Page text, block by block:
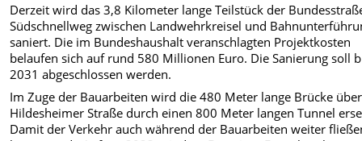
Derzeit wird das 3,8 Kilometer lange Teilstück der
Südschnellweg zwischen Landwehrkreisel und
saniert. Die im Bundeshaushalt veranschlagten Projektkosten
belaufen sich auf rund 580 Millionen Euro. Die Sanierung soll
2031 abgeschlossen werden.
Im Zuge der Bauarbeiten wird die 480 Meter lange Brücke
Hildesheimer Straße durch einen 800 Meter langen Tunnel
Damit der Verkehr auch während der Bauarbeiten weiter